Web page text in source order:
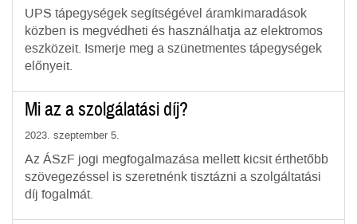
UPS tápegységek segítségével áramkimaradások
közben is megvédheti és használhatja az elektromos
eszközeit. Ismerje meg a szünetmentes tápegységek
előnyeit.
Mi az a szolgálatási díj?
2023. szeptember 5.
Az ÁSzF jogi megfogalmazása mellett kicsit érthetőbb
szövegezéssel is szeretnénk tisztázni a szolgáltatási
díj fogalmát.